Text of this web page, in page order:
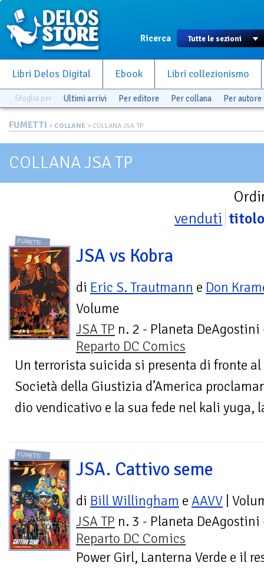
Ricerca
Libri Delos Digital Ebook Libri collezionismo
Sfoglia per Ultimi arrivi Per editore Per collana Per autore
FUMETTI > COLLANE > COLLANA JSA TP
COLLANA JSA TP
venduti titolo
FUMETTI
JSA vs Kobra
di Eric S. Trautmann e Don
Volume
JSA TP n. 2 - Planeta DeAgostini
Reparto DC Comics
Un terrorista suicida si presenta di fronte
Società della Giustizia d’America
dio vendicativo e la sua fede nel kali yuga,
FUMETTI
JSA. Cattivo seme
di Bill Willingham e AAVV |
JSA TP n. 3 - Planeta DeAgostini
Reparto DC Comics
Power Girl, Lanterna Verde e il